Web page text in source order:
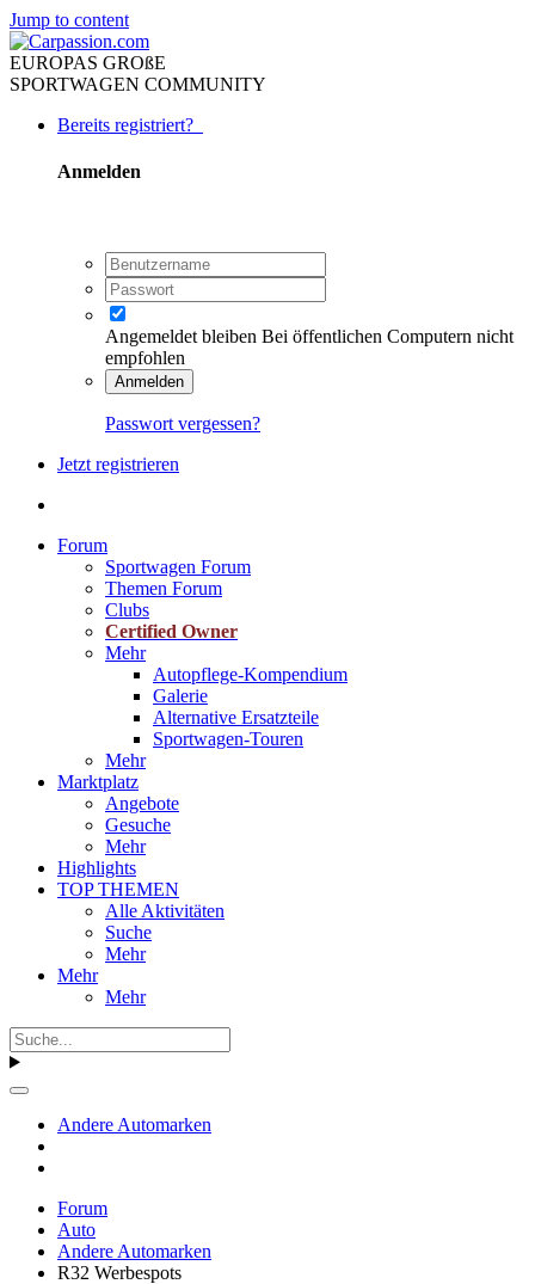
Jump to content
EUROPAS GROßE
SPORTWAGEN COMMUNITY
Bereits registriert?
Anmelden
Angemeldet bleiben Bei öffentlichen Computern nicht
empfohlen
Anmelden
Passwort vergessen?
Jetzt registrieren
Forum
Sportwagen Forum
Themen Forum
Clubs
Certified Owner
Mehr
Autopflege-Kompendium
Galerie
Alternative Ersatzteile
Sportwagen-Touren
Mehr
Marktplatz
Angebote
Gesuche
Mehr
Highlights
TOP THEMEN
Alle Aktivitäten
Suche
Mehr
Mehr
Mehr
Andere Automarken
Forum
Auto
Andere Automarken
R32 Werbespots